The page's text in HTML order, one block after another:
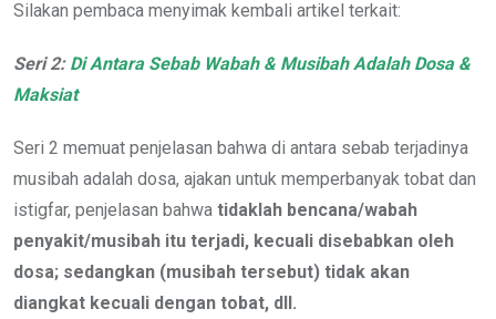
Silakan pembaca menyimak kembali artikel terkait:
Seri 2: Di Antara Sebab Wabah & Musibah Adalah Dosa &
Maksiat
Seri 2 memuat penjelasan bahwa di antara sebab terjadinya
musibah adalah dosa, ajakan untuk memperbanyak tobat dan
istigfar, penjelasan bahwa tidaklah bencana/wabah
penyakit/musibah itu terjadi, kecuali disebabkan oleh
dosa; sedangkan (musibah tersebut) tidak akan
diangkat kecuali dengan tobat, dll.